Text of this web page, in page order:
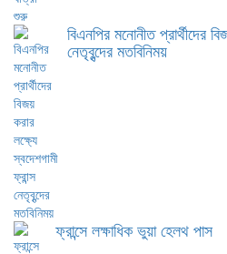
বিএনপির মনোনীত প্রার্থীদের
নেতৃবৃন্দের মতবিনিময়
ফ্রান্সে লক্ষাধিক ভুয়া হেলথ পাস